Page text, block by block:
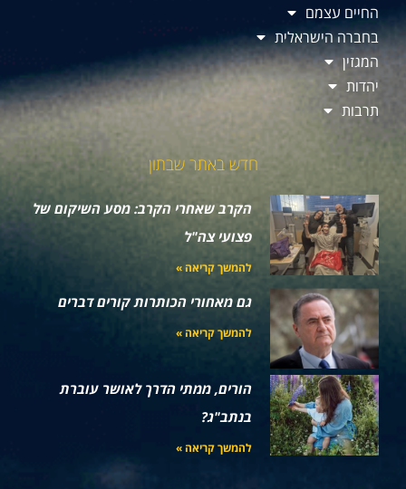
החיים עצמם
בחברה הישראלית
המגזין
יהדות
תרבות
חדש באתר שבתון
הקרב שאחרי הקרב: מסע השיקום של
פצועי צה"ל
להמשך קריאה »
גם מאחורי הכותרות קורים דברים
להמשך קריאה »
הורים, ממתי הדרך לאושר עוברת
בנתב"ג?
להמשך קריאה »